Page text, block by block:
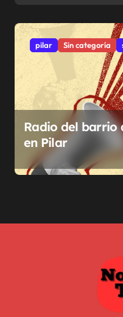
pilar Sin categoría
Radio del barrio
en Pilar